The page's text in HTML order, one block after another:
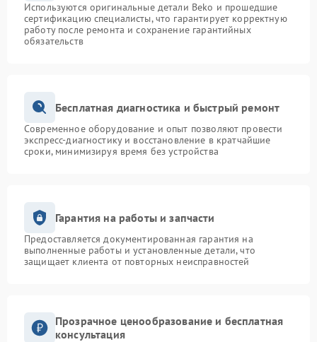
Используются оригинальные детали Beko и прошедшие
сертификацию специалисты, что гарантирует корректную
работу после ремонта и сохранение гарантийных
обязательств
Бесплатная диагностика и быстрый ремонт
Современное оборудование и опыт позволяют провести
экспресс-диагностику и восстановление в кратчайшие
сроки, минимизируя время без устройства
Гарантия на работы и запчасти
Предоставляется документированная гарантия на
выполненные работы и установленные детали, что
защищает клиента от повторных неисправностей
Прозрачное ценообразование и бесплатная
консультация